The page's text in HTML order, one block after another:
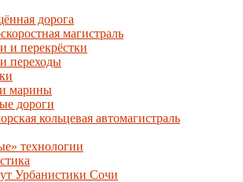
дорога
магистраль
и перекрёстки
переходы
марины
дороги
кольцевая автомагистраль
технологии
Урбанистики Сочи